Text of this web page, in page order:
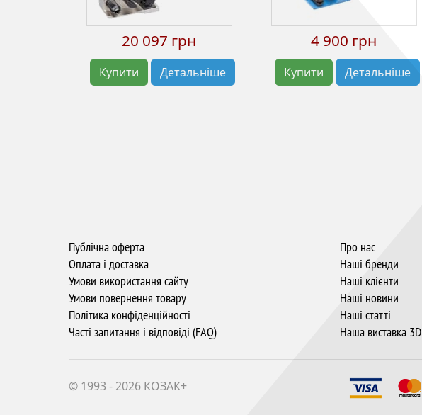
20 097 грн
Купити Детальніше
4 900 грн
Купити Детальніше
Публічна оферта
Оплата і доставка
Умови використання сайту
Умови повернення товару
Політика конфіденційності
Часті запитання і відповіді (FAQ)
Про нас
Наші бренди
Наші клієнти
Наші новини
Наші статті
Наша виставка 3D
© 1993 - 2026 КОЗАК+